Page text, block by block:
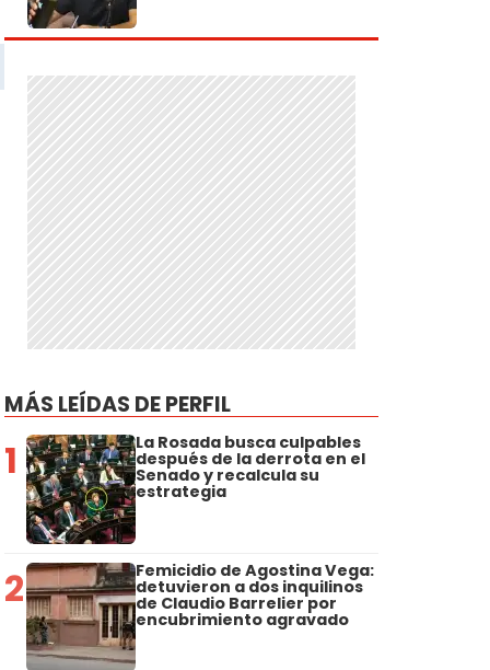
MÁS LEÍDAS DE PERFIL
1 La Rosada busca culpables
después de la derrota en el
Senado y recalcula su
estrategia
2 Femicidio de Agostina Vega:
detuvieron a dos inquilinos
de Claudio Barrelier por
encubrimiento agravado